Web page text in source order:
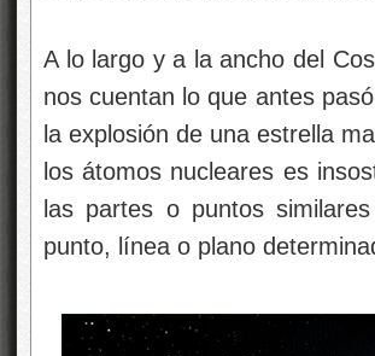
A lo largo y a la ancho del
nos cuentan lo que antes
la explosión de una estrella
los átomos nucleares es
las partes o puntos
punto, línea o plano